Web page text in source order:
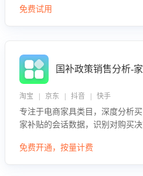
免费试用
国补政策销售分析-
淘宝 | 京东 | 抖音 | 快手
专注于电商家具类目，深度分析
家补贴的会话数据，识别对购买
略，助力商家利用国补政策提升
免费开通，按量计费